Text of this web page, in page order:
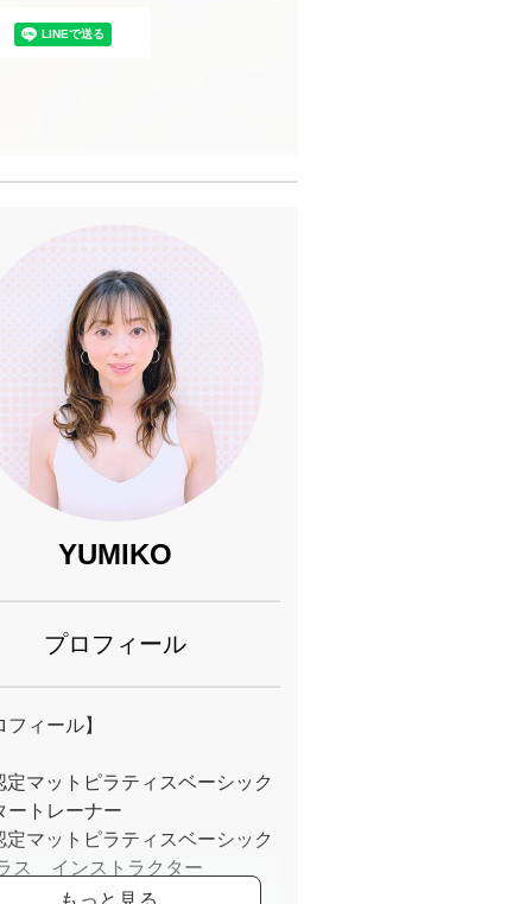
YUMIKO
プロフィール
フィール】
定マットピラティスベーシック
ートレーナー
定マットピラティスベーシック
ス インストラクター
タヨガ 養成講座終了